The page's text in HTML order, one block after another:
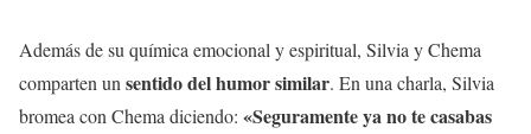
Además de su química emocional y espiritual, Silvia y Chema
comparten unsentido del humor similar. En una charla, Silvia
bromea con Chema diciendo: «Seguramente ya no te casabas